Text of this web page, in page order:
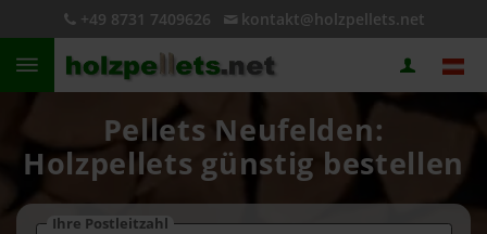
+49 8731 7409626 kontakt@holzpellets.net
Pellets Neufelden:
Holzpellets günstig bestellen
Ihre Postleitzahl